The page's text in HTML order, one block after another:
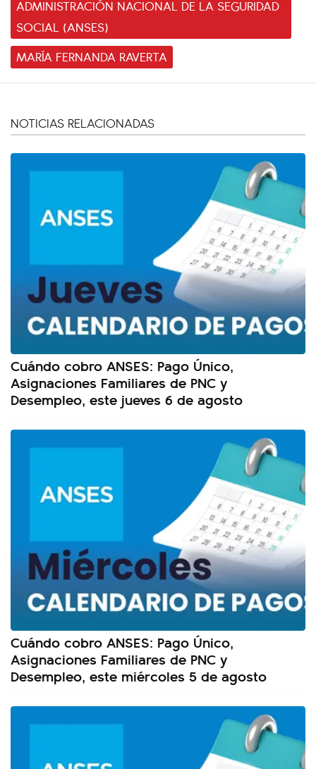
ADMINISTRACIÓN NACIONAL DE LA SEGURIDAD
SOCIAL (ANSES)
MARÍA FERNANDA RAVERTA
NOTICIAS RELACIONADAS
Cuándo cobro ANSES: Pago Único,
Asignaciones Familiares de PNC y
Desempleo, este jueves 6 de agosto
Cuándo cobro ANSES: Pago Único,
Asignaciones Familiares de PNC y
Desempleo, este miércoles 5 de agosto